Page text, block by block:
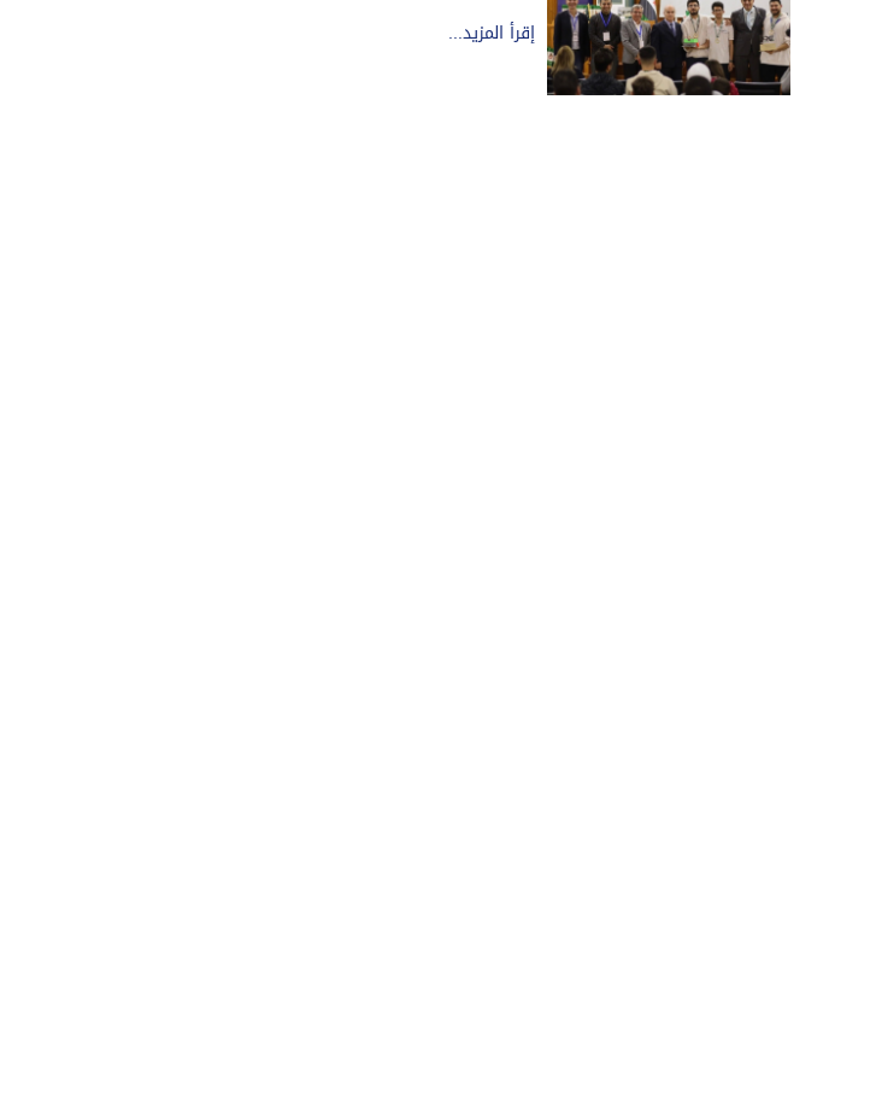
إقرأ المزيد...